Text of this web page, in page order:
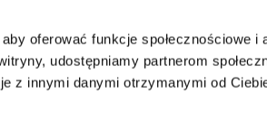
oferować funkcje społecznościowe i
udostępniamy partnerom
z innymi danymi otrzymanymi od
Capri EV 5d SUV (2025 -> )